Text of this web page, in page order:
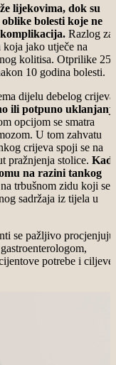
lijekovima, dok su
bolesti koje ne
Razlog za
jako utječe na
kolitisa. Otprilike 25
10 godina bolesti.
dijelu debelog crijeva
ili potpuno
opcijom se smatra
U tom zahvatu
crijeva spoji se na
pražnjenja stolice.
na razini tankog
trbušnom zidu koji se
sadržaja iz tijela u
se pažljivo
potrebe i ciljeve